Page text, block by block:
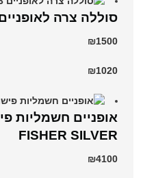
סוללה צרה לאופניים 48-13
₪1500
₪1020
FISHER SILVER
₪4100